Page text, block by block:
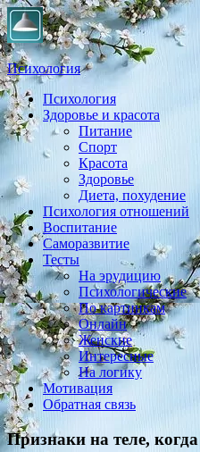
Психология
Практическая психология,
здоровье, воспитание,
Психология
Здоровье и красота
Питание
Спорт
Красота
Здоровье
Диета, похудение
Психология отношений
Воспитание
Саморазвитие
Тесты
На эрудицию
Психологические
По картинкам
Онлайн
Женские
Интересные
На логику
Мотивация
Обратная связь
Признаки на теле,